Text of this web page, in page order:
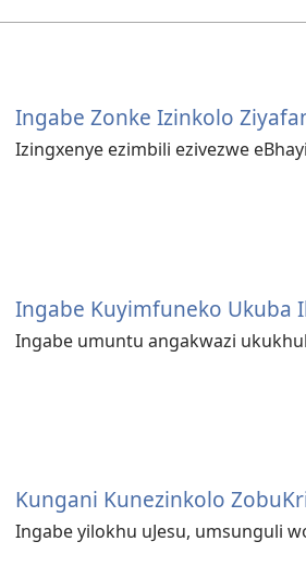
Ingabe Zonke Izinkolo
Izingxenye ezimbili ezivezwe
Ingabe Kuyimfuneko Ukuba
Ingabe umuntu angakwazi
Kungani Kunezinkolo
Ingabe yilokhu uJesu, umsunguli